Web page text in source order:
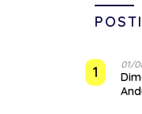
1 01/